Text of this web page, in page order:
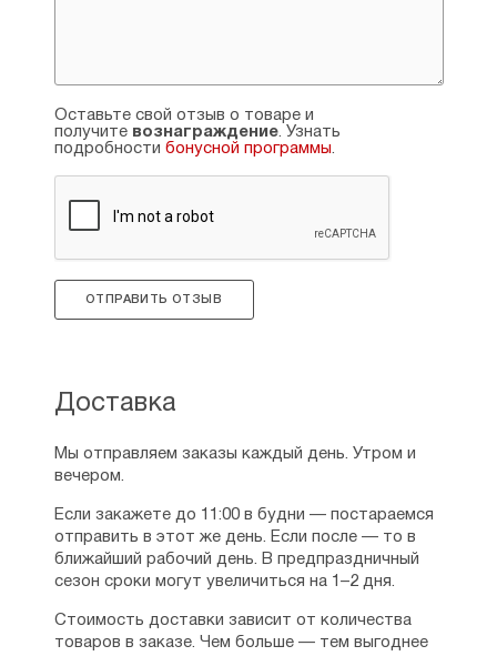
Оставьте свой отзыв о товаре и
получите вознаграждение. Узнать
подробности бонусной программы.
ОТПРАВИТЬ ОТЗЫВ
Доставка
Мы отправляем заказы каждый день. Утром и
вечером.
Если закажете до 11:00 в будни — постараемся
отправить в этот же день. Если после — то в
ближайший рабочий день. В предпраздничный
сезон сроки могут увеличиться на 1–2 дня.
Стоимость доставки зависит от количества
товаров в заказе. Чем больше — тем выгоднее